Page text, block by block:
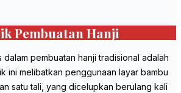
Pembuatan Hanji
dalam pembuatan hanji tradisional adalah
ini melibatkan penggunaan layar bambu
satu tali, yang dicelupkan berulang kali